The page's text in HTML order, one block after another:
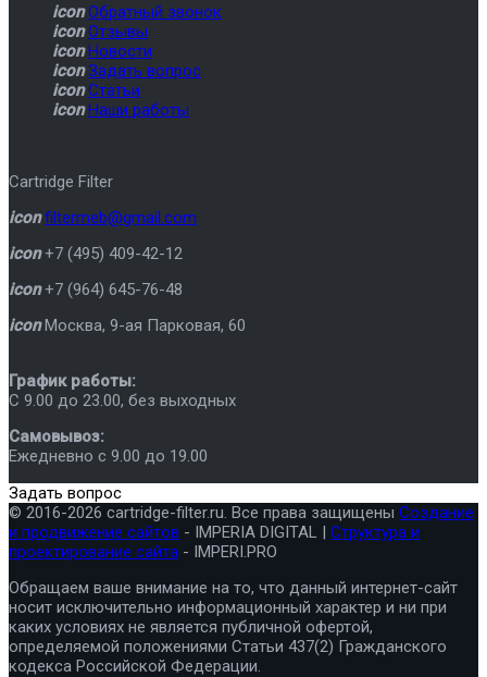
icon Обратный звонок
icon Отзывы
icon Новости
icon Задать вопрос
icon Статьи
icon Наши работы
Cartridge Filter
icon filtermeb@gmail.com
icon +7 (495) 409-42-12
icon +7 (964) 645-76-48
icon Москва, 9-ая Парковая, 60
График работы:
C 9.00 до 23.00, без выходных
Самовывоз:
Ежедневно с 9.00 до 19.00
Задать вопрос
© 2016-2026 cartridge-filter.ru. Все права защищены Создание
и продвижение сайтов - IMPERIA DIGITAL | Структура и
проектирование сайта - IMPERI.PRO
Обращаем ваше внимание на то, что данный интернет-сайт
носит исключительно информационный характер и ни при
каких условиях не является публичной офертой,
определяемой положениями Статьи 437(2) Гражданского
кодекса Российской Федерации.